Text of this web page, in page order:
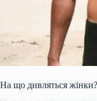
На що дивляться жінки?